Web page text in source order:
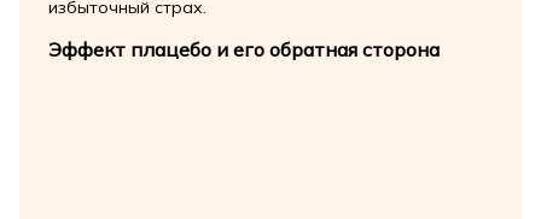
избыточный страх.
Эффект плацебо и его обратная сторона